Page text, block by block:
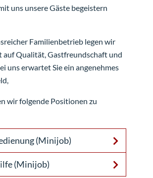
uns unsere Gäste begeistern
Familienbetrieb legen wir
auf Qualität, Gastfreundschaft und
uns erwartet Sie ein angenehmes
wir folgende Positionen zu
(Minijob)
(Minijob)